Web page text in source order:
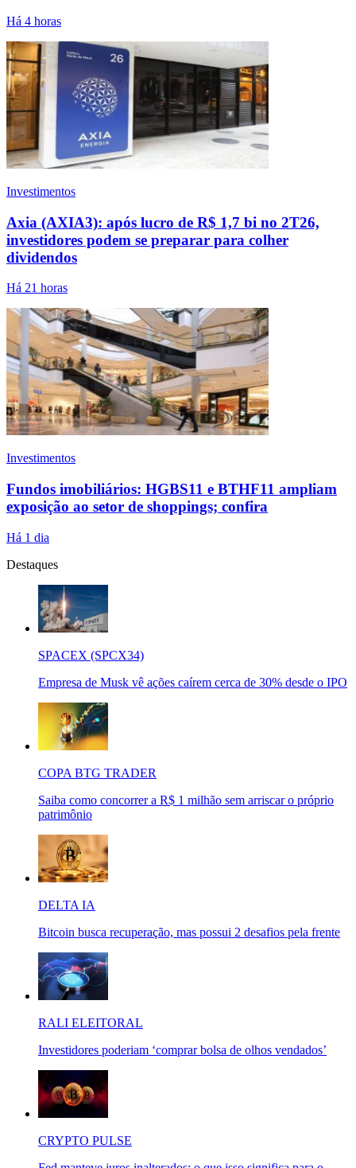
Há 4 horas
Investimentos
Axia (AXIA3): após lucro de R$ 1,7 bi no 2T26,
investidores podem se preparar para colher
dividendos
Há 21 horas
Investimentos
Fundos imobiliários: HGBS11 e BTHF11 ampliam
exposição ao setor de shoppings; confira
Há 1 dia
Destaques
SPACEX (SPCX34)
Empresa de Musk vê ações caírem cerca de 30% desde o IPO
COPA BTG TRADER
Saiba como concorrer a R$ 1 milhão sem arriscar o próprio
patrimônio
DELTA IA
Bitcoin busca recuperação, mas possui 2 desafios pela frente
RALI ELEITORAL
Investidores poderiam ‘comprar bolsa de olhos vendados’
CRYPTO PULSE